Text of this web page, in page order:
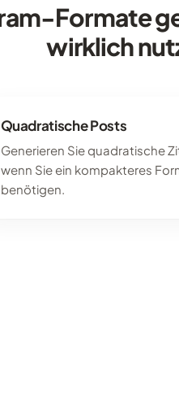
Formate
wirklich
Quadratische Posts
Generieren Sie quadratische
wenn Sie ein kompakteres
benötigen.